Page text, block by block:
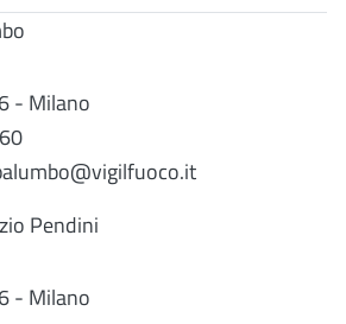
- Milano
Pendini
- Milano